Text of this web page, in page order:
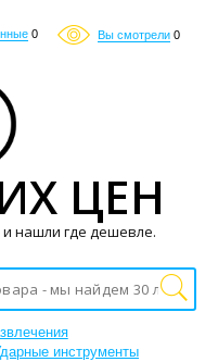
0 Вы смотрели 0
инструменты
ЦЕН
нашли где дешевле.